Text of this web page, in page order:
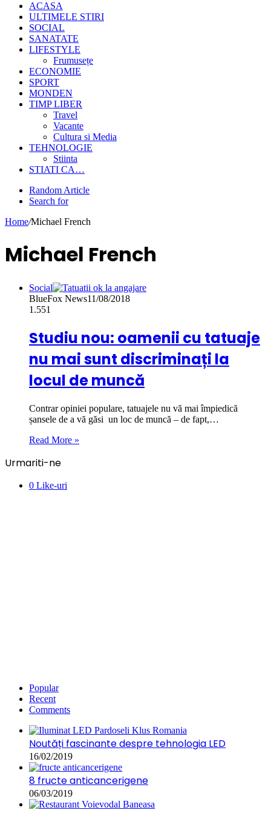
ACASA
ULTIMELE STIRI
SOCIAL
SANATATE
LIFESTYLE
Frumusețe
ECONOMIE
SPORT
MONDEN
TIMP LIBER
Travel
Vacante
Cultura si Media
TEHNOLOGIE
Stiinta
STIATI CA…
Random Article
Search for
Home/Michael French
Michael French
Social
BlueFox News11/08/2018
1.551
Studiu nou: oamenii cu tatuaje
nu mai sunt discriminați la
locul de muncă
Contrar opiniei populare, tatuajele nu vă mai împiedică
șansele de a vă găsi un loc de muncă – de fapt,…
Read More »
Urmariti-ne
0 Like-uri
Popular
Recent
Comments
Noutăți fascinante despre tehnologia LED
16/02/2019
8 fructe anticancerigene
06/03/2019